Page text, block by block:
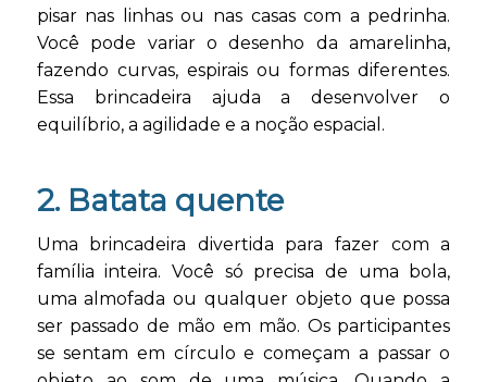
pisar nas linhas ou nas casas com a pedrinha.
Você pode variar o desenho da amarelinha,
fazendo curvas, espirais ou formas diferentes.
Essa brincadeira ajuda a desenvolver o
equilíbrio, a agilidade e a noção espacial.
2. Batata quente
Uma brincadeira divertida para fazer com a
família inteira. Você só precisa de uma bola,
uma almofada ou qualquer objeto que possa
ser passado de mão em mão. Os participantes
se sentam em círculo e começam a passar o